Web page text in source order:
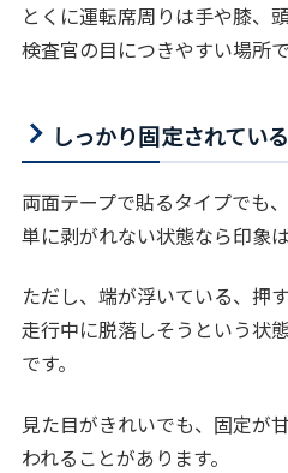
とくに運転席周りは手や膝、
検査官の目につきやすい場所で
しっかり固定されてい
両面テープで貼るタイプでも
単に剥がれない状態なら印象
ただし、端が浮いている、押
走行中に脱落しそうという状
です。
見た目がきれいでも、固定が
われることがあります。